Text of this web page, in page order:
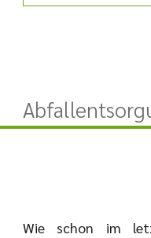
Wie schon im